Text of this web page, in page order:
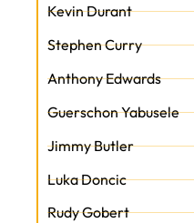
Kevin Durant
Stephen Curry
Anthony Edwards
Guerschon Yabusele
Jimmy Butler
Luka Doncic
Rudy Gobert